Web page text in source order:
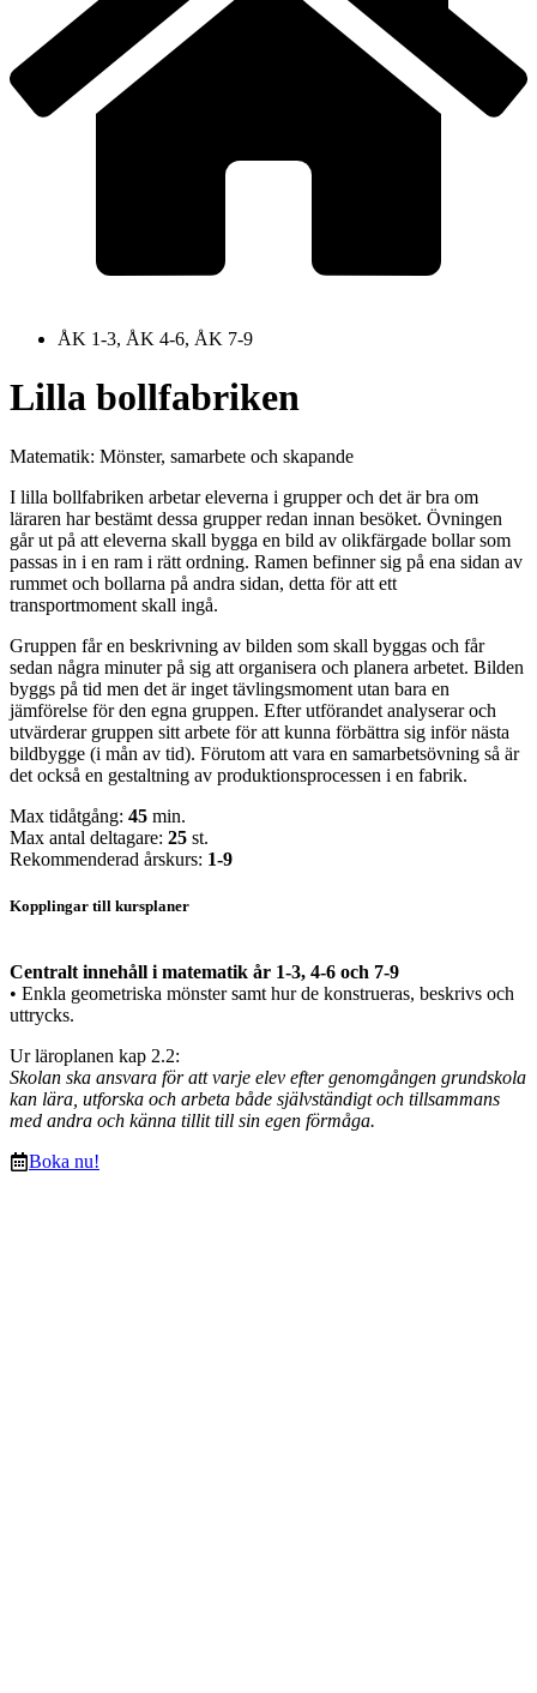
ÅK 1-3, ÅK 4-6, ÅK 7-9
Lilla bollfabriken
Matematik: Mönster, samarbete och skapande
I lilla bollfabriken arbetar eleverna i grupper och det är bra om
läraren har bestämt dessa grupper redan innan besöket. Övningen
går ut på att eleverna skall bygga en bild av olikfärgade bollar som
passas in i en ram i rätt ordning. Ramen befinner sig på ena sidan av
rummet och bollarna på andra sidan, detta för att ett
transportmoment skall ingå.
Gruppen får en beskrivning av bilden som skall byggas och får
sedan några minuter på sig att organisera och planera arbetet. Bilden
byggs på tid men det är inget tävlingsmoment utan bara en
jämförelse för den egna gruppen. Efter utförandet analyserar och
utvärderar gruppen sitt arbete för att kunna förbättra sig inför nästa
bildbygge (i mån av tid). Förutom att vara en samarbetsövning så är
det också en gestaltning av produktionsprocessen i en fabrik.
Max tidåtgång: 45 min.
Max antal deltagare: 25 st.
Rekommenderad årskurs: 1-9
Kopplingar till kursplaner
Centralt innehåll i matematik år 1-3, 4-6 och 7-9
• Enkla geometriska mönster samt hur de konstrueras, beskrivs och
uttrycks.
Ur läroplanen kap 2.2:
Skolan ska ansvara för att varje elev efter genomgången grundskola
kan lära, utforska och arbeta både självständigt och tillsammans
med andra och känna tillit till sin egen förmåga.
Boka nu!